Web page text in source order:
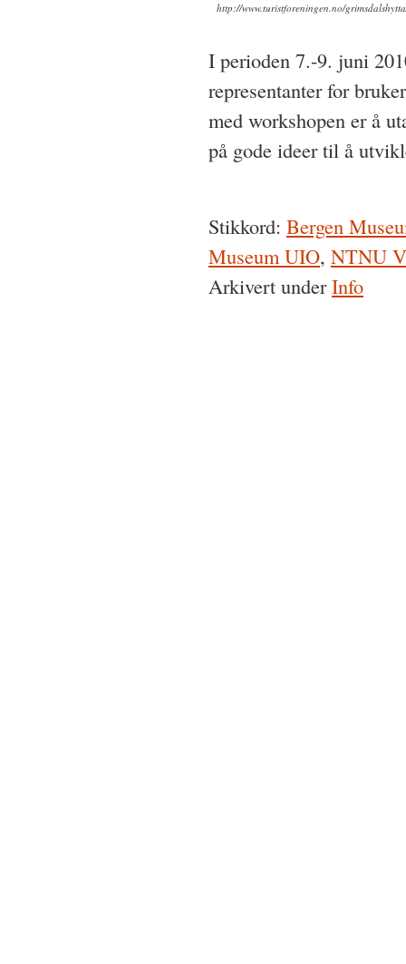
http://www.turistforeningen.no/
I perioden 7.-9. juni
representanter for
med workshopen er å
på gode ideer til å
Stikkord: Bergen
Museum UIO, NTNU
Arkivert underInfo